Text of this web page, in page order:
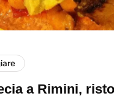
a Rimini,